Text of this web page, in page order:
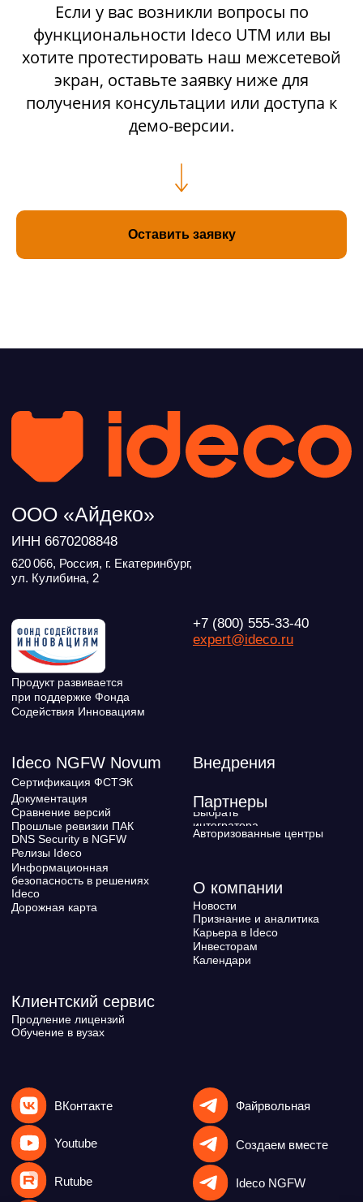
Если у вас возникли вопросы по
функциональности Ideco UTM или вы
хотите протестировать наш межсетевой
экран, оставьте заявку ниже для
получения консультации или доступа к
демо-версии.
Оставить заявку
Youtube
Rutube
Создаем вместе